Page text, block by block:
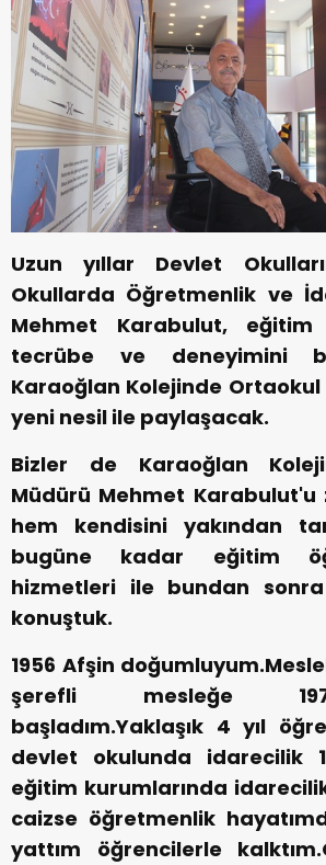
Uzun yıllar Devlet
Okullarda Öğretmenlik ve
Mehmet Karabulut,
tecrübe ve deneyimini
Karaoğlan Kolejinde
yeni nesil ile paylaşacak.
Bizler de Karaoğlan
Müdürü Mehmet
hem kendisini yakından
bugüne kadar eğitim
hizmetleri ile bundan
konuştuk.
1956 Afşin
şerefli mesleğe
başladım.Yaklaşık 4 yıl
devlet okulunda idarecilik
eğitim kurumlarında
caizse öğretmenlik
yattım öğrencilerle